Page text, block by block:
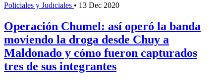
Policiales y Judiciales • 13 Dec 2020
Operación Chumel: así operó la banda
moviendo la droga desde Chuy a
Maldonado y cómo fueron capturados
tres de sus integrantes